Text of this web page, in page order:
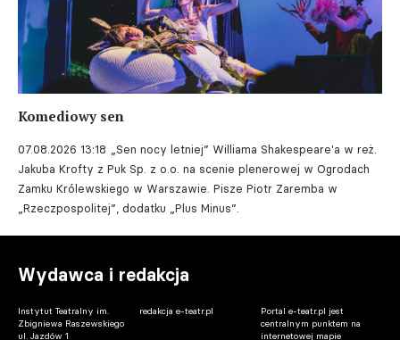
Komediowy sen
07.08.2026 13:18 „Sen nocy letniej” Williama Shakespeare'a w reż.
Jakuba Krofty z Puk Sp. z o.o. na scenie plenerowej w Ogrodach
Zamku Królewskiego w Warszawie. Pisze Piotr Zaremba w
„Rzeczpospolitej”, dodatku „Plus Minus”.
Wydawca i redakcja
Instytut Teatralny im.
Zbigniewa Raszewskiego
ul. Jazdów 1
redakcja e-teatr.pl
Portal e-teatr.pl jest
centralnym punktem na
internetowej mapie